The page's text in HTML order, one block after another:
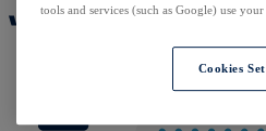
tools and services (such as Google) use
Cookies